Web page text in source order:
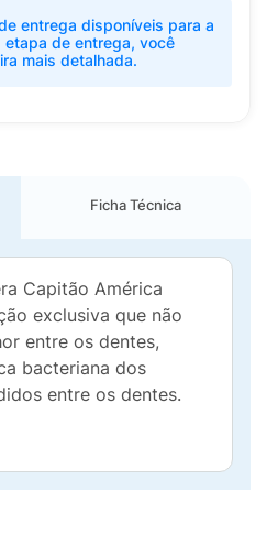
entrega disponíveis para a
etapa de entrega, você
mais detalhada.
Ficha Técnica
Capitão América
exclusiva que não
entre os dentes,
bacteriana dos
entre os dentes.